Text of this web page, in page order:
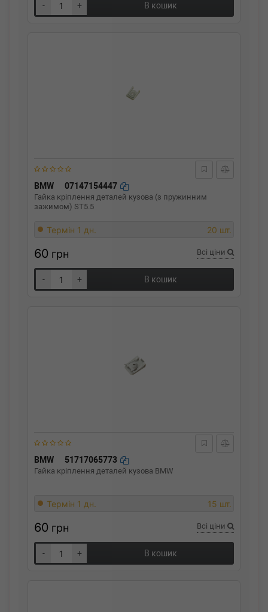
- + В кошик
BMW 07147154447
Гайка кріплення деталей кузова (з пружинним
зажимом) ST5.5
Термін 1 дн. 20 шт.
60 грн Всі ціни
- + В кошик
BMW 51717065773
Гайка кріплення деталей кузова BMW
Термін 1 дн. 15 шт.
60 грн Всі ціни
- + В кошик